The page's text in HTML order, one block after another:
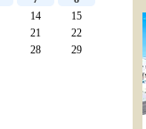
14
15
21
22
28
29